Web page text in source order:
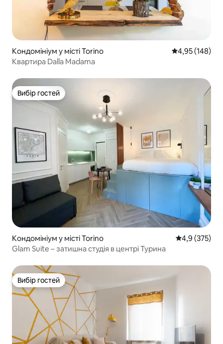
Кондомініум у місті Torino Середня
4,95 (148)
Квартира Dalla Madama
Вибір гостей
Вибір гостей
Кондомініум у місті Torino Середня
4,9 (375)
Glam Suite – затишна студія в центрі Турина
Вибір гостей
Вибір гостей